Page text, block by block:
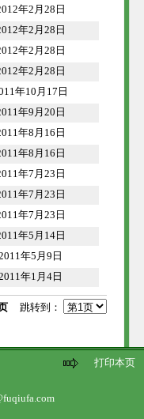
年2月28日
年2月28日
年2月28日
年2月28日
年10月17日
年9月20日
年8月16日
年8月16日
年7月23日
年7月23日
年7月23日
年5月14日
年5月9日
年1月4日
跳转到：
打印本页